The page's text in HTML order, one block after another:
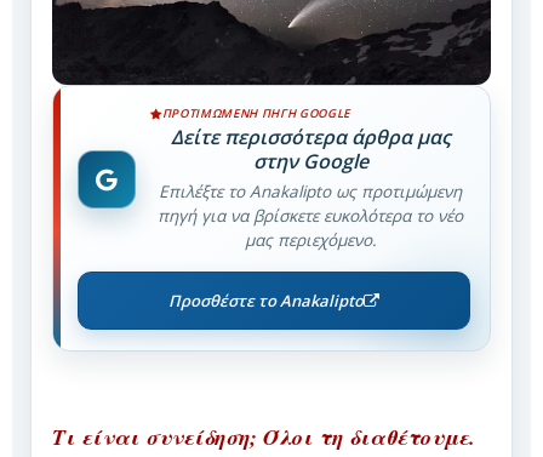
ΠΡΟΤΙΜΏΜΕΝΗ ΠΗΓΉ GOOGLE
Δείτε περισσότερα άρθρα μας
στην Google
Επιλέξτε το Anakalipto ως προτιμώμενη
πηγή για να βρίσκετε ευκολότερα το νέο
μας περιεχόμενο.
Προσθέστε το Anakalipto
Τι είναι συνείδηση; Όλοι τη διαθέτουμε.